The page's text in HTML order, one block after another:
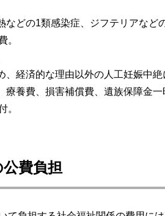
などの1類感染症、ジフテリアなど
。
、経済的な理由以外の人工妊娠中絶
療養費、損害補償費、遺族保障金
。
費負担